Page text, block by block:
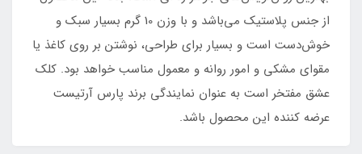
از جنس پلاستیک می‌باشد و با وزن 10 گرم بسیار سبک و
خوش‌دست است و بسیار برای طراحی، نوشتن بر روی کاغذ یا
مقوای مشکی و امور روانه و معمول مناسب خواهد بود. کلک
عشق مفتخر است به عنوان نمایندگی برند پارس آرتیست
عرضه کننده این محصول باشد.